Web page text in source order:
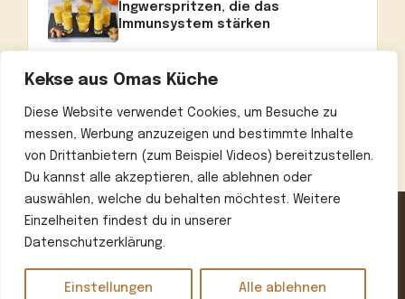
Kekse aus Omas Küche
Diese Website verwendet Cookies, um Besuche zu
messen, Werbung anzuzeigen und bestimmte Inhalte
von Drittanbietern (zum Beispiel Videos) bereitzustellen.
Du kannst alle akzeptieren, alle ablehnen oder
auswählen, welche du behalten möchtest. Weitere
Einzelheiten findest du in unserer
Datenschutzerklärung.
Einstellungen Alle ablehnen
Ingwerspritzen, die das
Immunsystem stärken